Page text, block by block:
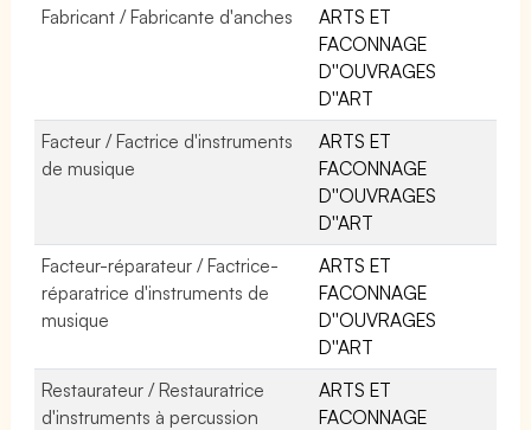
Fabricant / Fabricante d'anches
ARTS ET
FACONNAGE
D''OUVRAGES
D''ART
Facteur / Factrice d'instruments
de musique
ARTS ET
FACONNAGE
D''OUVRAGES
D''ART
Facteur-réparateur / Factrice-
réparatrice d'instruments de
musique
ARTS ET
FACONNAGE
D''OUVRAGES
D''ART
Restaurateur / Restauratrice
d'instruments à percussion
ARTS ET
FACONNAGE